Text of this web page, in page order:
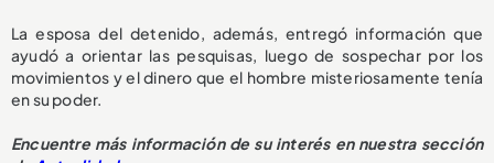
La esposa del detenido, además, entregó información que
ayudó a orientar las pesquisas, luego de sospechar por los
movimientos y el dinero que el hombre misteriosamente tenía
en su poder.
Encuentre más información de su interés en nuestra sección